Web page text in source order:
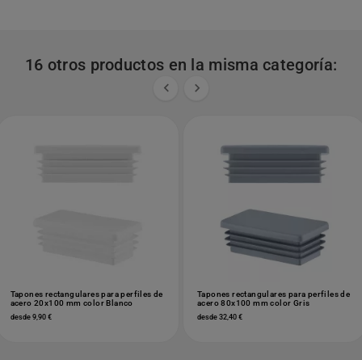
16 otros productos en la misma categoría:
 
Tapones rectangulares para perfiles de
acero 20x100 mm color Blanco
desde 9,90 €
Tapones rectangulares para perfiles de
acero 80x100 mm color Gris
desde 32,40 €